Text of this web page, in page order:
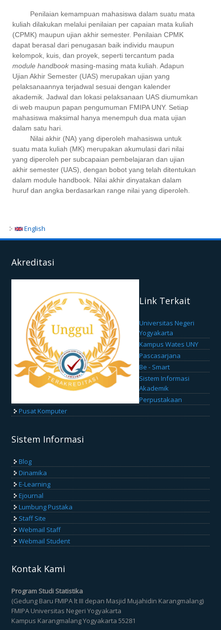
Penilaian kemampuan mahasiswa dalam suatu mata
kuliah dilakukan melalui penilaian per capaian mata kuliah
(CPMK) maupun ujian akhir semester. Penilaian CPMK
dapat berasal dari penugasan baik individu maupun
kelompok, kuis, dan proyek, seperti tercantum pada
module handbook masing-masing mata kuliah. Adapun
Ujian Akhir Semester (UAS) merupakan ujian yang
pelaksanaannya terjadwal sesuai dengan kalender
akademik. Jadwal dan lokasi pelaksanaan UAS diumumkan
di web maupun papan pengumuman FMIPA UNY. Setiap
mahasiswa maksimal hanya menempuh dua mata ujian
dalam satu hari.
Nilai akhir (NA) yang diperoleh mahasiswa untuk
suatu mata kuliah (MK) merupakan akumulasi dari nilai
yang diperoleh per subcapaian pembelajaran dan ujian
akhir semester (UAS), dengan bobot yang telah ditentukan
dalam module handbook. Nilai akhir dinyatakan dalam
huruf dan angka berdasarkan range nilai yang diperoleh
English
Akreditasi
Link Terkait
Universitas Negeri
Yogyakarta
Kampus Wates UNY
Pascasarjana
Be - Smart
Sistem Informasi
Akademik
Perpustakaan
Pusat Komputer
Sistem Informasi
Blog
Dinamika
E-Learning
Ejournal
Lumbung Pustaka
Staff Site
Webmail Staff
Webmail Student
Kontak Kami
Program Studi Statistika
(Gedung Baru FMIPA lt III depan Masjid Mujahidin Karangmalang)
FMIPA Universitas Negeri Yogyakarta
Kampus Karangmalang Yogyakarta 55281